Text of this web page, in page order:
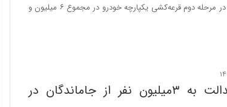
سخنگوی وزارت صمت گفت: در مرحله دوم قرعه‌کشی یکپارچه خودرو در مجموع ۶ میلیون و
تخصیص سهام عدالت به ۳میلیون نفر از جاماندگان در